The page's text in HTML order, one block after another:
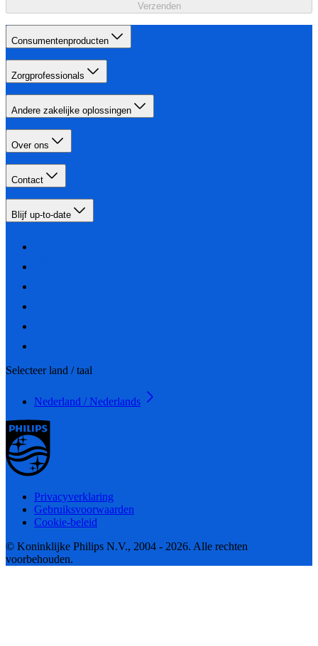
Verzenden
Consumentenproducten
Zorgprofessionals
Andere zakelijke oplossingen
Over ons
Contact
Blijf up-to-date
Selecteer land / taal
Nederland / Nederlands
Privacyverklaring
Gebruiksvoorwaarden
Cookie-beleid
© Koninklijke Philips N.V., 2004 - 2026. Alle rechten
voorbehouden.